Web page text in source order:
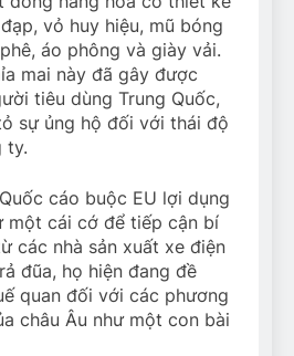
vỏ huy hiệu, mũ bóng
áo phông và giày vải.
mai này đã gây được
tiêu dùng Trung Quốc,
sự ủng hộ đối với thái độ
ty.
cáo buộc EU lợi dụng
một cái cớ để tiếp cận bí
các nhà sản xuất xe điện
đũa, họ hiện đang đề
quan đối với các phương
châu Âu như một con bài